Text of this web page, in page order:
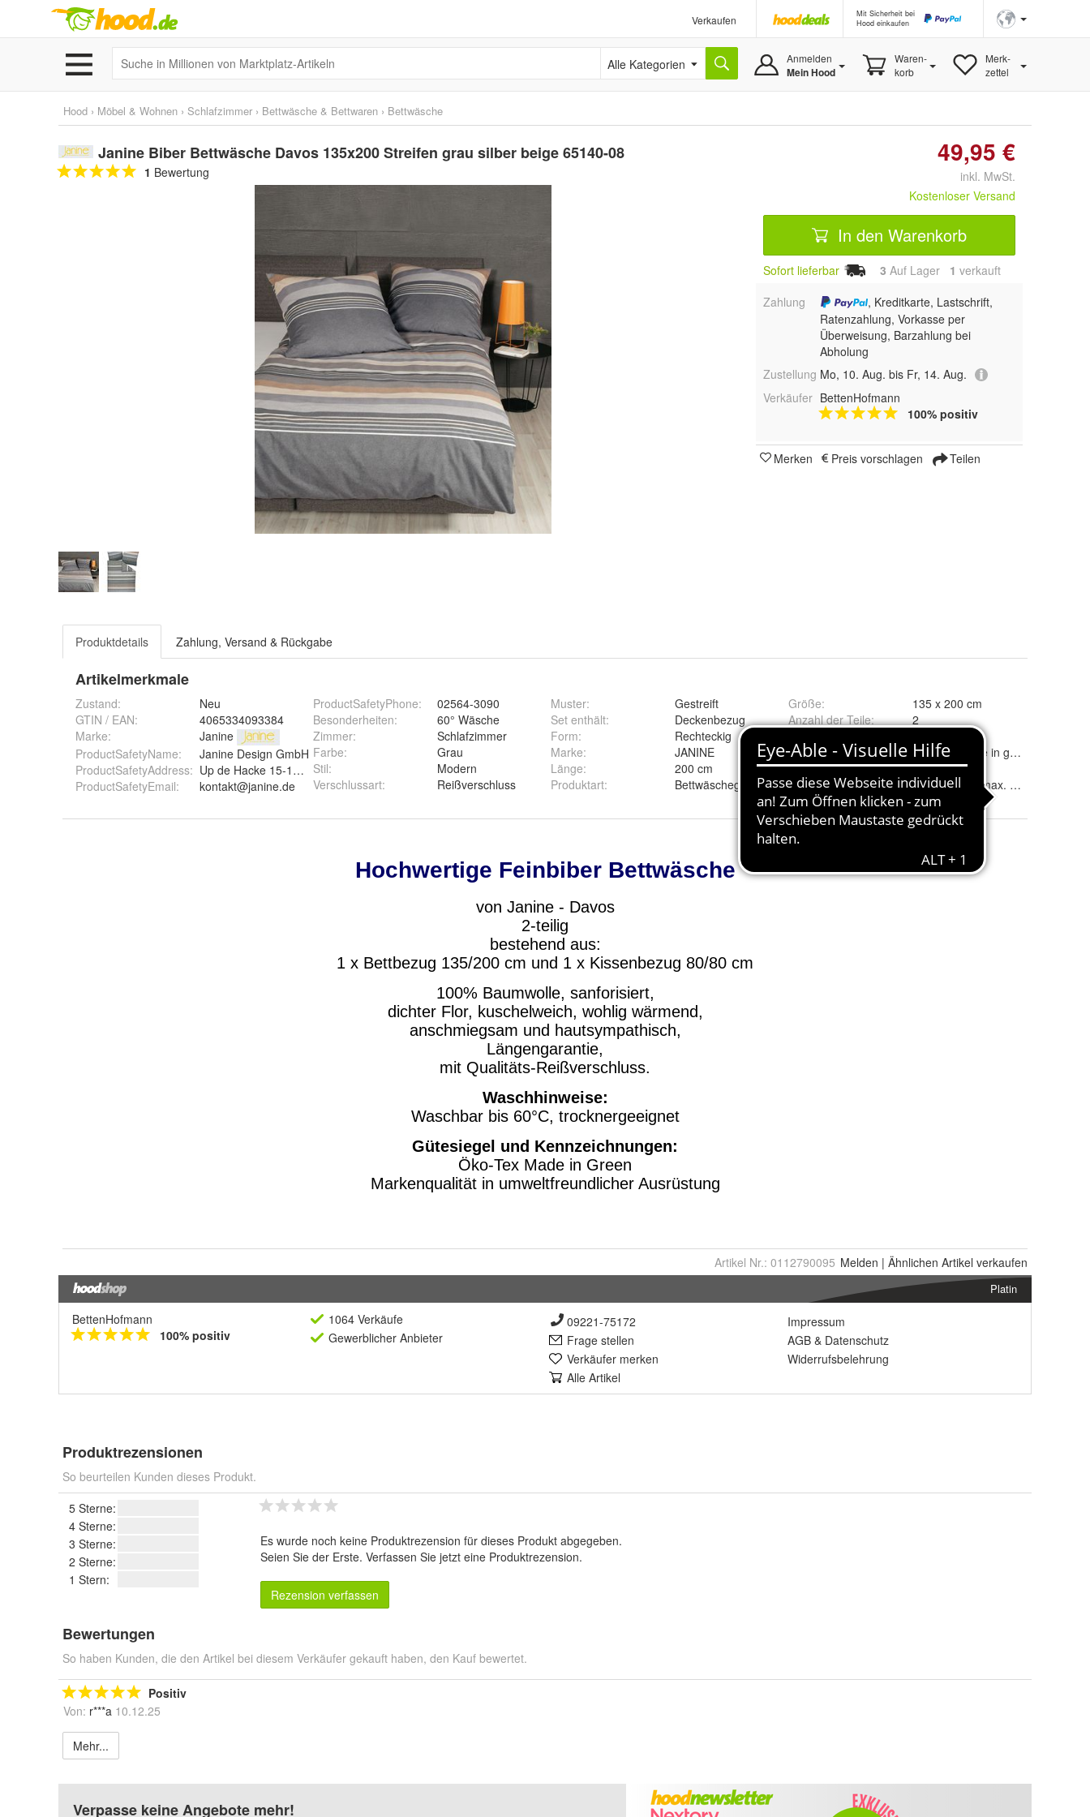
Verkaufen
Mit Sicherheit bei
Hood einkaufen
Alle Kategorien Anmelden
Mein Hood
Waren-
korb
Merk-
zettel
Hood › Möbel & Wohnen › Schlafzimmer › Bettwäsche & Bettwaren › Bettwäsche
Janine Biber Bettwäsche Davos 135x200 Streifen grau silber beige 65140-08
1 Bewertung
49,95 €
inkl. MwSt.
Kostenloser Versand
In den Warenkorb
Sofort lieferbar 3 Auf Lager 1 verkauft
Zahlung
, Kreditkarte, Lastschrift,
Ratenzahlung, Vorkasse per
Überweisung, Barzahlung bei
Abholung
Zustellung Mo, 10. Aug. bis Fr, 14. Aug.
Verkäufer BettenHofmann
100% positiv
Merken Preis vorschlagen Teilen
Produktdetails Zahlung, Versand & Rückgabe
Artikelmerkmale
Zustand:
Neu
GTIN / EAN:
4065334093384
Marke:
Janine
ProductSafetyName:
Janine Design GmbH
ProductSafetyAddress: Up de Hacke 15-17, D-48691 Vreden
ProductSafetyEmail: kontakt@janine.de
ProductSafetyPhone:
02564-3090
Besonderheiten:
60° Wäsche
Zimmer:
Schlafzimmer
Farbe:
Grau
Stil:
Modern
Verschlussart: Reißverschluss
Muster:
Gestreift
Set enthält:
Deckenbezug
Form:
Rechteckig
Marke:
JANINE
Länge:
200 cm
Produktart: Bettwäschegarnitur
Größe:
135 x 200 cm
Anzahl der Teile:
2
Gütesiegel &
Kennzeichnungen:
Öko-Tex made in green
Pflegeanleitung: Buntwäsche, max. 60°C
Artikel Nr.: 0112790095 Melden | Ähnlichen Artikel verkaufen
Platin
BettenHofmann
100% positiv
1064 Verkäufe
Gewerblicher Anbieter
09221-75172
Frage stellen
Verkäufer merken
Alle Artikel
Impressum
AGB & Datenschutz
Widerrufsbelehrung
Produktrezensionen
So beurteilen Kunden dieses Produkt.
5 Sterne:
4 Sterne:
3 Sterne:
2 Sterne:
1 Stern:
Es wurde noch keine Produktrezension für dieses Produkt abgegeben.
Seien Sie der Erste. Verfassen Sie jetzt eine Produktrezension.
Rezension verfassen
Bewertungen
So haben Kunden, die den Artikel bei diesem Verkäufer gekauft haben, den Kauf bewertet.
Positiv
Von: r***a 10.12.25
Mehr...
Verpasse keine Angebote mehr!